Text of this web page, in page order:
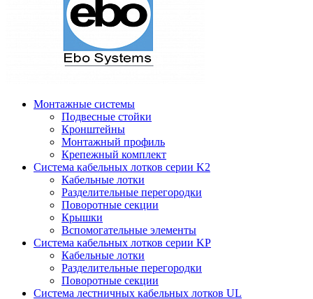
Монтажные системы
Подвесные стойки
Кронштейны
Монтажный профиль
Крепежный комплект
Система кабельных лотков серии K2
Кабельные лотки
Разделительные перегородки
Поворотные секции
Крышки
Вспомогательные элементы
Система кабельных лотков серии KР
Кабельные лотки
Разделительные перегородки
Поворотные секции
Система лестничных кабельных лотков UL